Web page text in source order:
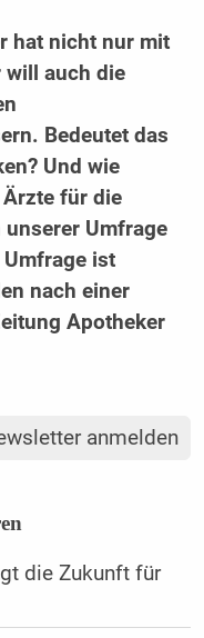
hat nicht nur mit
will auch die
Bedeutet das
Und wie
für die
Umfrage
ist
nach einer
Apotheker
anmelden
die Zukunft für